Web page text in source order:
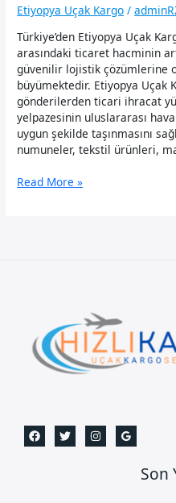
Etiyopya Uçak Kargo /
Türkiye’den Etiyopya Uçak
arasındaki ticaret hacminin
güvenilir lojistik çözümlerine
büyümektedir. Etiyopya Uçak
gönderilerden ticari ihracat
yelpazesinin uluslararası hava
uygun şekilde taşınmasını
numuneler, tekstil ürünleri,
Etiyopya
Read More »
Son